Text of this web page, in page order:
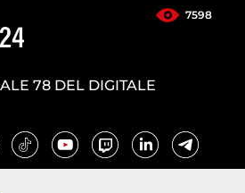
7598
78 DEL DIGITALE